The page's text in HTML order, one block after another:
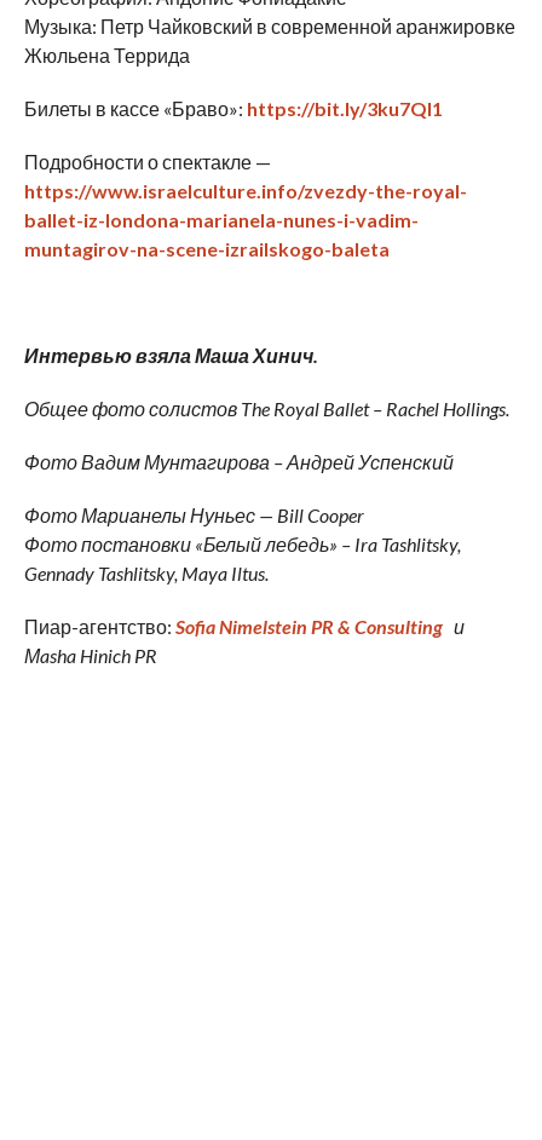
Музыка: Петр Чайковский в современной аранжировке
Жюльена Террида
Билеты в кассе «Браво»: https://bit.ly/3ku7Ql1
Подробности о спектакле —
https://www.israelculture.info/zvezdy-the-royal-
ballet-iz-londona-marianela-nunes-i-vadim-
muntagirov-na-scene-izrailskogo-baleta
Интервью взяла Маша Хинич.
Общее фотосолистовThe Royal Ballet– Rachel Hollings.
Фото Вадим Мунтагирова – Андрей Успенский
Фото Марианелы Нуньес — Bill Cooper
Фото постановки «Белый лебедь» – Ira Tashlitsky,
Gennady Tashlitsky, Maya Iltus.
Пиар-агентство: SofiaNimelstein PR & Consultingи
Мasha Hinich PR